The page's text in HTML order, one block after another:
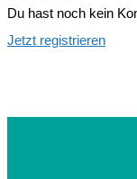
Du hast noch kein
Jetzt registrieren